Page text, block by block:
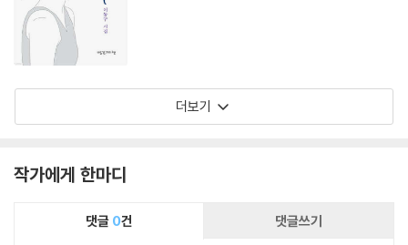
더보기
작가에게 한마디
댓글 0건 댓글쓰기